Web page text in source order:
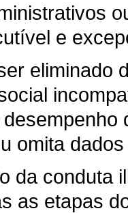
e
eliminado
omita
da conduta
as etapas